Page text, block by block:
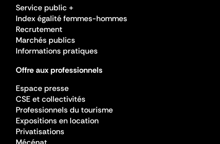
Service public +
Index égalité femmes-hommes
Recrutement
Marchés publics
Informations pratiques
Offre aux professionnels
Espace presse
CSE et collectivités
Professionnels du tourisme
Expositions en location
Privatisations